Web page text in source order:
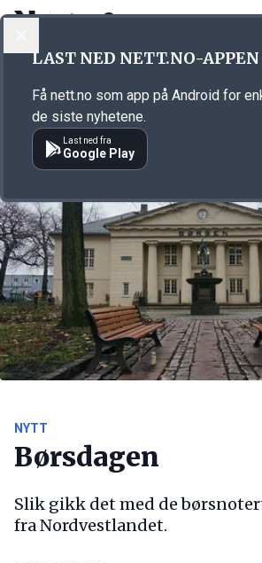
Annonsørinnhold
NYTT
Børsdagen
Slik gikk det med de
fra Nordvestlandet.
LAST NED NETT.NO-APPEN
Få nett.no som app på Android for
de siste nyhetene.
Last ned fra
Google Play